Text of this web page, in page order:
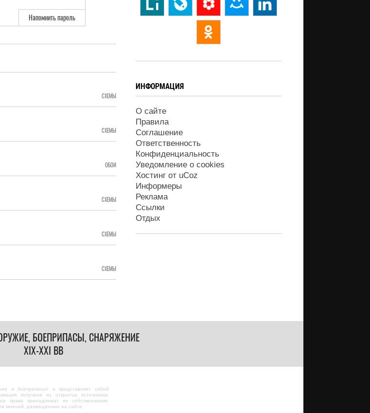
Напомнить пароль
СХЕМЫ
СХЕМЫ
ОБОИ
СХЕМЫ
СХЕМЫ
СХЕМЫ
ИНФОРМАЦИЯ
О сайте
Правила
Соглашение
Ответственность
Конфиденциальность
Уведомление о cookies
Хостинг от uCoz
Информеры
Реклама
Ссылки
Отдых
БОЕПРИПАСЫ, СНАРЯЖЕНИЕ
XIX-XXI ВВ
и боеприпасы» и представляет собой
получена из открытых источников.
права принадлежат их собственникам.
мнений, размещенных на сайте.